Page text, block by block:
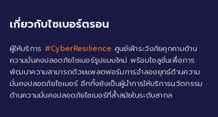
เกี่ยวกับไซเบอร์ตรอน
ผู้ให้บริการ #CyberResilience ศูนย์เฝ้าระวังภัยคุกคามด้าน
ความมั่นคงปลอดภัยไซเบอร์รูปแบบใหม่ พร้อมโซลูชั่นเพื่อการ
พัฒนาความสามารถด้วยแพลตฟอร์มการจำลองยุทธ์ด้านความ
มั่นคงปลอดภัยไซเบอร์ อีกทั้งยังเป็นผู้นำการให้บริการนวัตกรรม
ด้านความมั่นคงปลอดภัยไซเบอร์ที่ล้ำสมัยในระดับสากล